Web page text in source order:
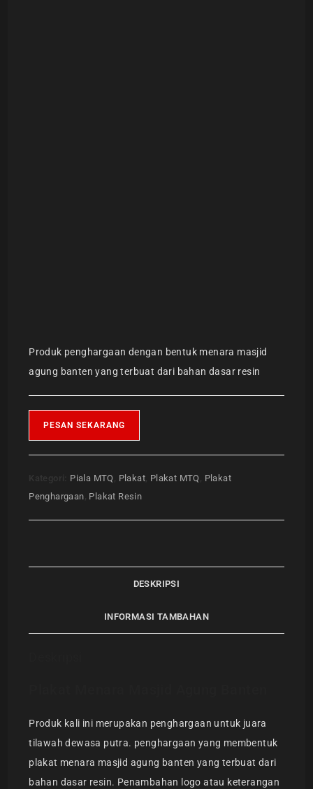
Produk penghargaan dengan bentuk menara masjid
agung banten yang terbuat dari bahan dasar resin
PESAN SEKARANG
Piala MTQ Plakat Plakat MTQ
Plakat
Penghargaan Plakat Resin
DESKRIPSI
INFORMASI TAMBAHAN
Produk kali ini merupakan penghargaan untuk juara
tilawah dewasa putra. penghargaan yang membentuk
plakat menara masjid agung banten yang terbuat dari
bahan dasar resin. Penambahan logo atau keterangan